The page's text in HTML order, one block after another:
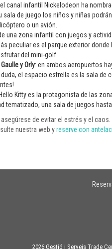
canal infantil Nickelodeon ha
sala de juego los niños y niñas
o un avión.
una zona infantil con juegos y
peculiar es el parque exterior
del mini-golf.
y Orly: en ambos aeropuertos
el espacio estrella es la sala de
Hello Kitty es la protagonista de las
tematizado, una sala de juegos
de evitar el estrés y el
nuestra web yreserve con
2026 Gestió i Serveis Trade